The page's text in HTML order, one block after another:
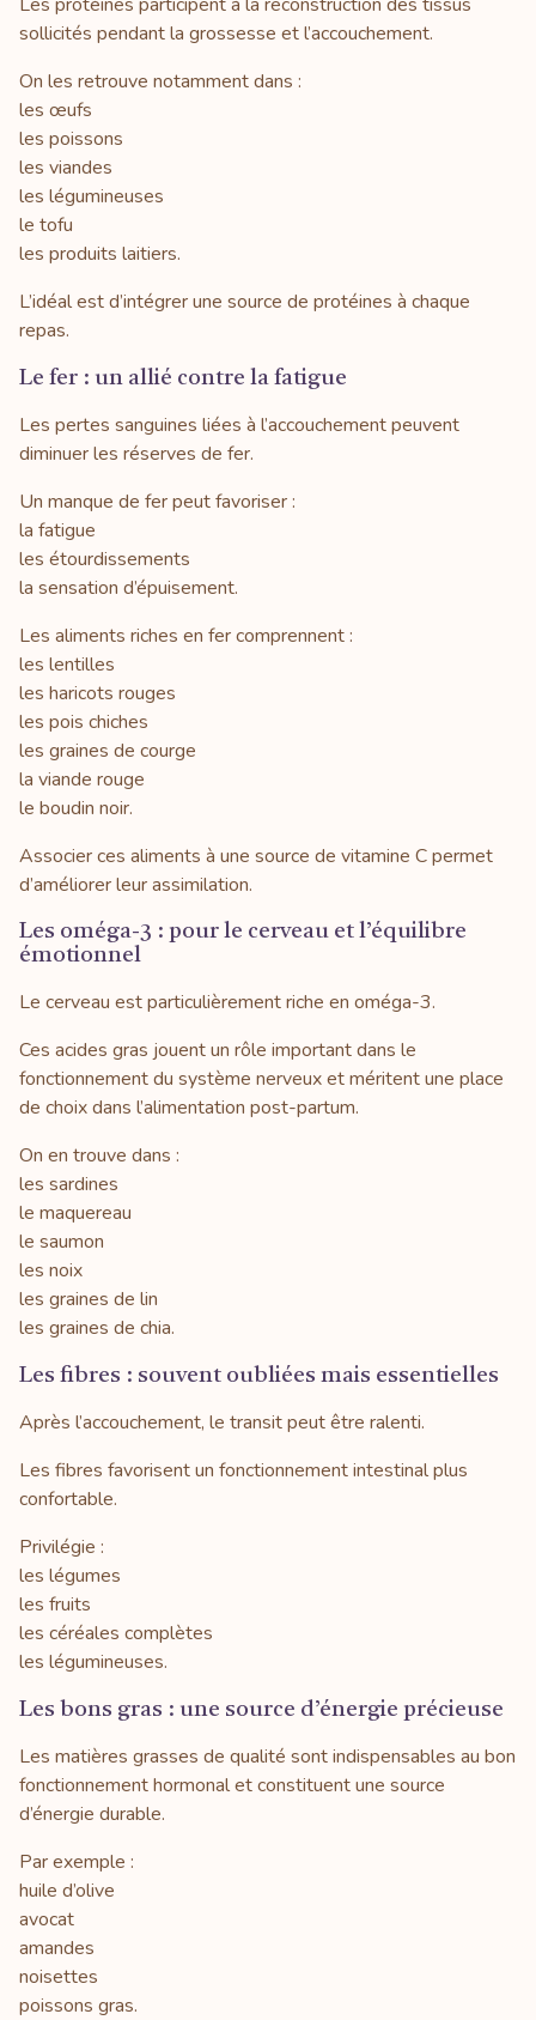
sollicités pendant la grossesse et l’accouchement.
On les retrouve notamment dans :
les œufs
les poissons
les viandes
les légumineuses
le tofu
les produits laitiers.
L’idéal est d’intégrer une source de protéines à chaque
repas.
Le fer : un allié contre la fatigue
Les pertes sanguines liées à l’accouchement peuvent
diminuer les réserves de fer.
Un manque de fer peut favoriser :
la fatigue
les étourdissements
la sensation d’épuisement.
Les aliments riches en fer comprennent :
les lentilles
les haricots rouges
les pois chiches
les graines de courge
la viande rouge
le boudin noir.
Associer ces aliments à une source de vitamine C permet
d’améliorer leur assimilation.
Les oméga-3 : pour le cerveau et l’équilibre
émotionnel
Le cerveau est particulièrement riche en oméga-3.
Ces acides gras jouent un rôle important dans le
fonctionnement du système nerveux et méritent une place
de choix dans l’alimentation post-partum.
On en trouve dans :
les sardines
le maquereau
le saumon
les noix
les graines de lin
les graines de chia.
Les fibres : souvent oubliées mais essentielles
Après l’accouchement, le transit peut être ralenti.
Les fibres favorisent un fonctionnement intestinal plus
confortable.
Privilégie :
les légumes
les fruits
les céréales complètes
les légumineuses.
Les bons gras : une source d’énergie précieuse
Les matières grasses de qualité sont indispensables au bon
fonctionnement hormonal et constituent une source
d’énergie durable.
Par exemple :
huile d’olive
avocat
amandes
noisettes
poissons gras.